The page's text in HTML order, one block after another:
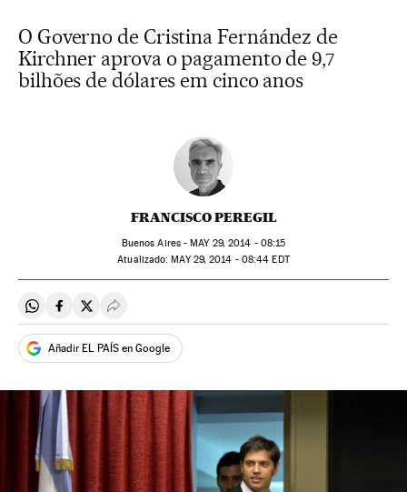
O Governo de Cristina Fernández de
Kirchner aprova o pagamento de 9,7
bilhões de dólares em cinco anos
FRANCISCO PEREGIL
Buenos Aires -MAY29, 2014 - 08:15
atualizado: MAY29, 2014 - 08:44 EDT
Compartir en Whatsapp
Compartir en Facebook
Compartir en Twitter
Desplegar Redes Sociales
Añadir EL PAÍS en Google